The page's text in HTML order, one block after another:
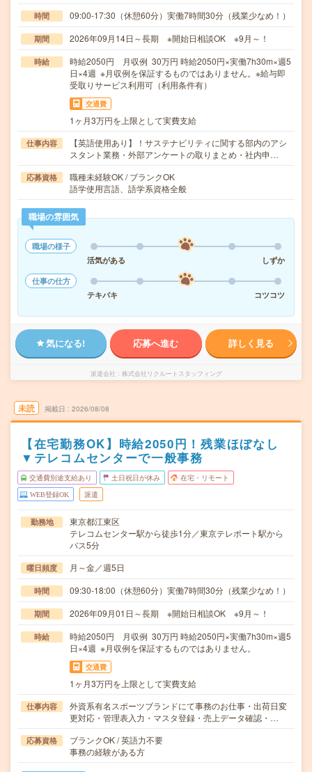
時間 09:00-17:30（休憩60分）実働7時間30分（残業少なめ！）
期間 2026年09月14日～長期 ※開始日相談OK ※9月～！
時給
時給2050円 月収例 30万円 時給2050円×実働7h30m×週5
日×4週 ※月収例を保証するものではありません。※給与即
受取りサービス利用可（利用条件有）
交通費
1ヶ月3万円を上限として実費支給
仕事内容
【英語使用あり】！サステナビリティに関する部内のアシ
スタント業務・外部アンケートの取りまとめ・社内申…
応募資格
職種未経験OK / ブランクOK
語学使用言語、語学系資格全般
職場の雰囲気
職場の様子
活気がある
しずか
仕事の仕方
テキパキ
コツコツ
気になる! 応募へ進む 詳しく見る
派遣会社 株式会社リクルートスタッフィング
未読 掲載日 2026/08/08
【在宅勤務OK】時給2050円！残業ほぼなし
▼テレコムセンターで一般事務
交通費別途支給あり 土日祝日が休み 在宅・リモート
WEB登録OK 派遣
勤務地
東京都江東区
テレコムセンター駅から徒歩1分／東京テレポート駅から
バス5分
曜日頻度 月～金／週5日
時間 09:30-18:00（休憩60分）実働7時間30分（残業少なめ！）
期間 2026年09月01日～長期 ※開始日相談OK ※9月～！
時給
時給2050円 月収例 30万円 時給2050円×実働7h30m×週5
日×4週 ※月収例を保証するものではありません。
交通費
1ヶ月3万円を上限として実費支給
仕事内容
外資系有名スポーツブランドにて事務のお仕事・出荷日変
更対応・管理表入力・マスタ登録・売上データ確認・…
応募資格
ブランクOK / 英語力不要
事務の経験がある方